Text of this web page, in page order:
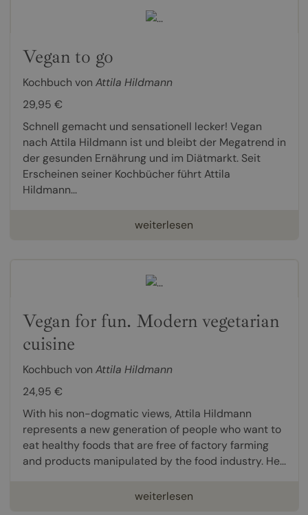
Vegan to go
Kochbuch von Attila Hildmann
29,95 €
Schnell gemacht und sensationell lecker! Vegan
nach Attila Hildmann ist und bleibt der Megatrend in
der gesunden Ernährung und im Diätmarkt. Seit
Erscheinen seiner Kochbücher führt Attila
Hildmann...
weiterlesen
Vegan for fun. Modern vegetarian
cuisine
Kochbuch von Attila Hildmann
24,95 €
With his non-dogmatic views, Attila Hildmann
represents a new generation of people who want to
eat healthy foods that are free of factory farming
and products manipulated by the food industry. He...
weiterlesen